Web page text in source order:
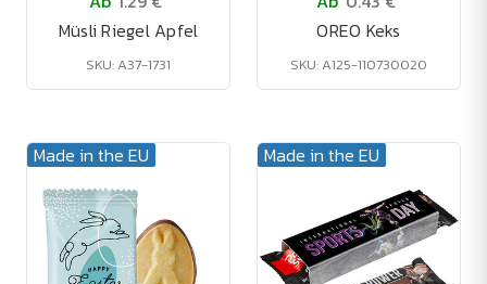
Müsli Riegel Apfel
SKU: A37-1731
OREO Keks
SKU: A125-110730020
Made in the EU Made in the EU